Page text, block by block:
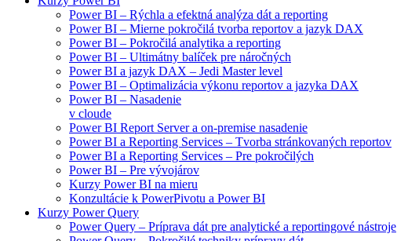
Power BI – Rýchla a efektná analýza dát a reporting
Power BI – Mierne pokročilá tvorba reportov a jazyk DAX
Power BI – Pokročilá analytika a reporting
Power BI – Ultimátny balíček pre náročných
Power BI a jazyk DAX – Jedi Master level
Power BI – Optimalizácia výkonu reportov a jazyka DAX
Power BI – Nasadenie
v cloude
Power BI Report Server a on-premise nasadenie
Power BI a Reporting Services – Tvorba stránkovaných reportov
Power BI a Reporting Services – Pre pokročilých
Power BI – Pre vývojárov
Kurzy Power BI na mieru
Konzultácie k PowerPivotu a Power BI
Kurzy Power Query
Power Query – Príprava dát pre analytické a reportingové nástroje